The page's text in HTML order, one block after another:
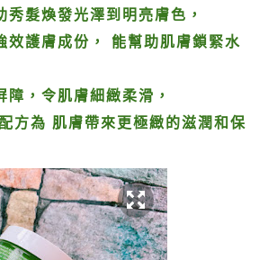
秀髮煥發光澤到明亮膚色，
效護膚成份， 能幫助肌膚鎖緊水
障，令肌膚細緻柔滑，
方為 肌膚帶來更極緻的滋潤和保